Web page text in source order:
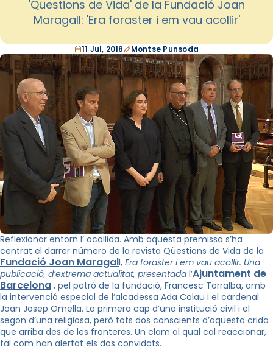
'Qüestions de Vida' de la Fundació Joan
Maragall: 'Era foraster i em vau acollir'
11 Jul, 2018 Montse Punsoda
Reflexionar entorn l’ acollida. Amb aquesta premissa s’ha
centrat el darrer número de la revista Qüestions de Vida de la
Fundació Joan Maragall, Era foraster i em vau acollir. Una
publicació, d’extrema actualitat, presentada l’Ajuntament de
Barcelona , pel patró de la fundació, Francesc Torralba, amb
la intervenció especial de l’alcadessa Ada Colau i el cardenal
Joan Josep Omella. La primera cap d’una institució civil i el
segon d’una religiosa, però tots dos conscients d’aquesta crida
que arriba des de les fronteres. Un clam al qual cal reaccionar,
tal com han alertat els dos convidats.